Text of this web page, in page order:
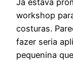
Já estava
workshop
costuras.
fazer seria
pequenina